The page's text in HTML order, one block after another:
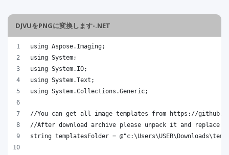
DJVUをPNGに変換します-.NET